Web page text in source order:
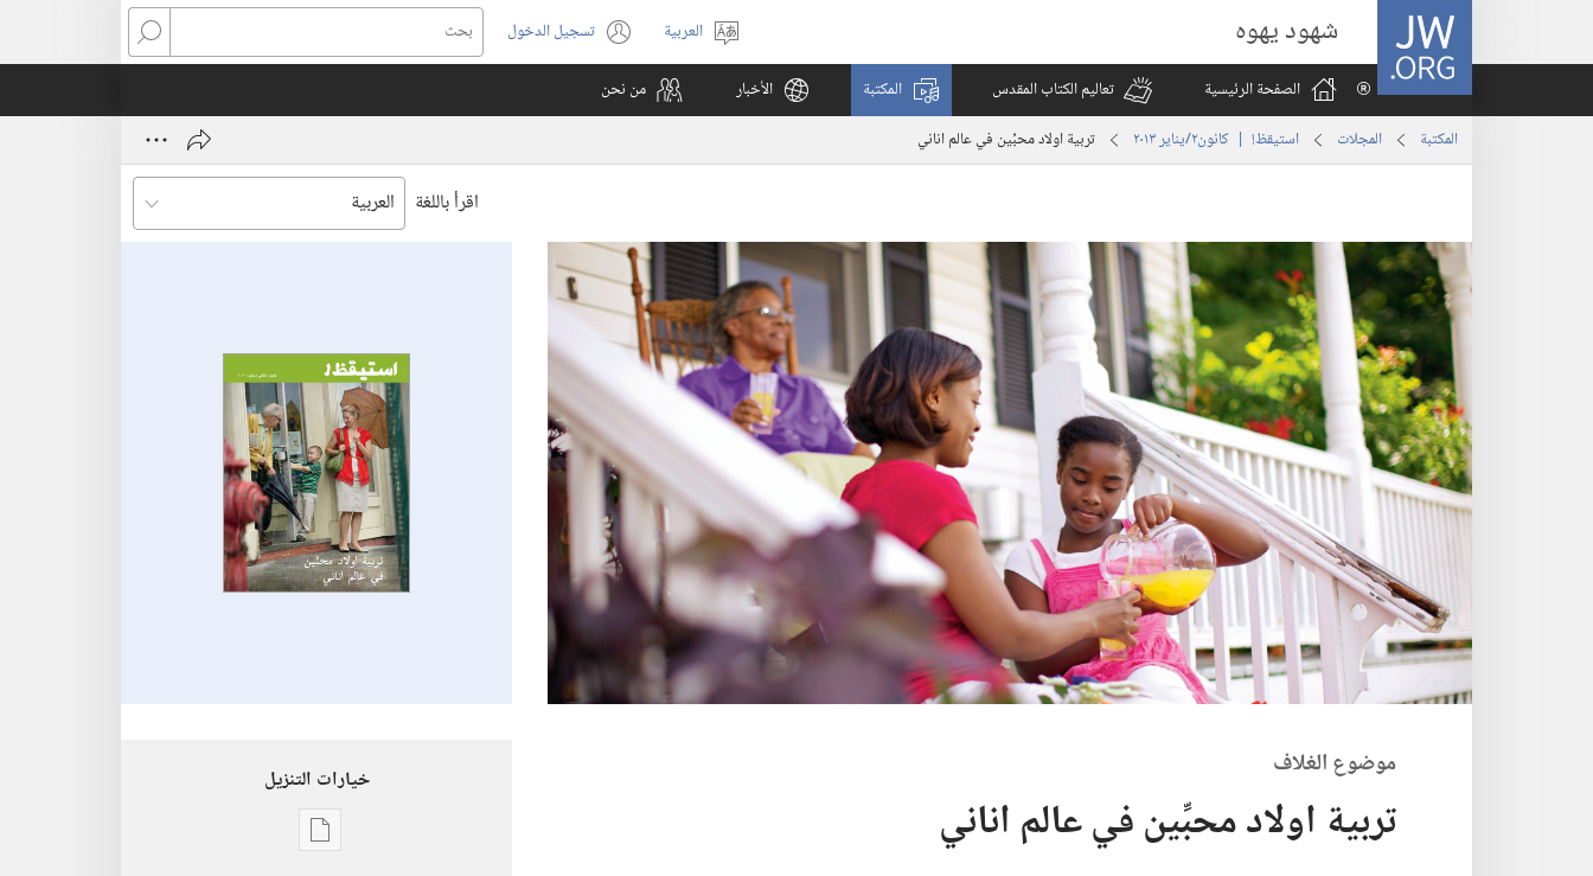
JW.ORG شهود يهوه
اختر
اللغة
العربية تسجيل الدخول
(يفتح
نافذة
بحث
الصفحة الرئيسية
تعاليم الكتاب المقدس المكتبة الأخبار من نحن
المكتبة المجلات استيقظ‏!‏ | ‏‎كانون٢/يناير‏ ‏‎٢٠١٣‏ تربية اولاد محبِّين في عالم اناني
اقرأ باللغة
موضوع الغلاف
تربية اولاد محبِّين في عالم اناني
خيارات التنزيل
خيارات